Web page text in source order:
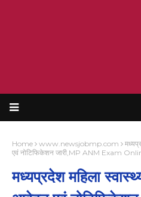
Home www.newsjobmp.com
एवं नोटिफिकेशन जारी,MP ANM Exam
मध्यप्रदेश महिला स्वास्थ्य